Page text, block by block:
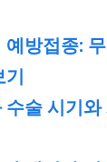
방접종:
기
술 시기